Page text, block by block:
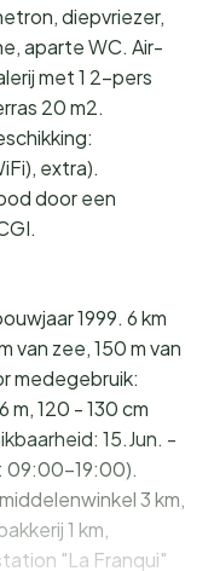
diepvriezer,
aparte WC. Air-
met 1 2-pers
20 m2.
extra).
door een
1999. 6 km
van zee, 150 m van
medegebruik:
120 - 130 cm
15.Jun. -
09:00-19:00).
3 km,
1 km,
"La Franqui"